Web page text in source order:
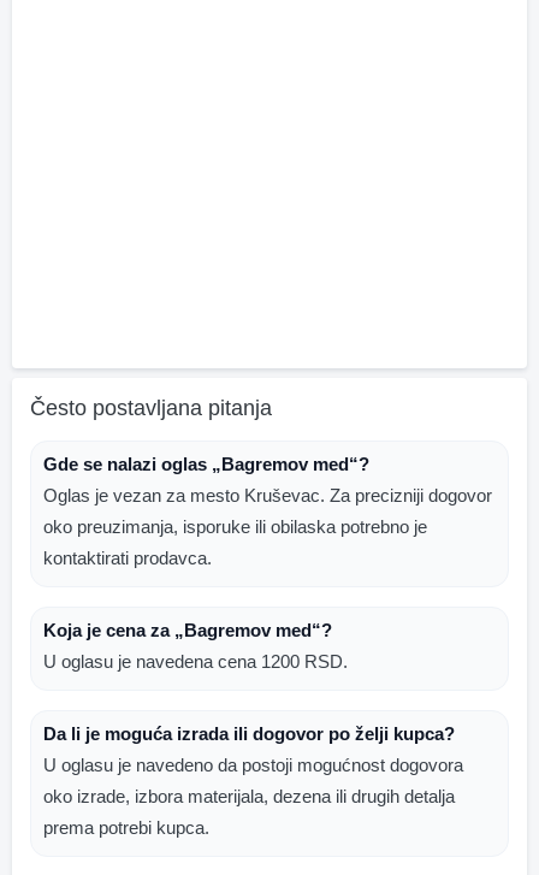
Često postavljana pitanja
Gde se nalazi oglas „Bagremov med“?
Oglas je vezan za mesto Kruševac. Za precizniji dogovor
oko preuzimanja, isporuke ili obilaska potrebno je
kontaktirati prodavca.
Koja je cena za „Bagremov med“?
U oglasu je navedena cena 1200 RSD.
Da li je moguća izrada ili dogovor po želji kupca?
U oglasu je navedeno da postoji mogućnost dogovora
oko izrade, izbora materijala, dezena ili drugih detalja
prema potrebi kupca.